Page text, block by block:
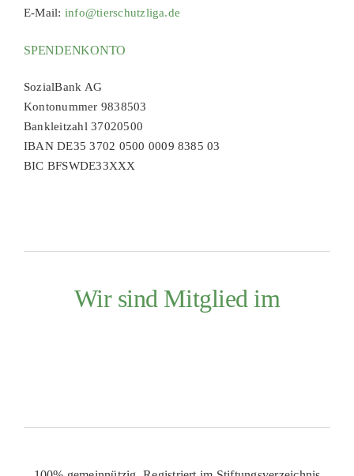
E-Mail: info@tierschutzliga.de
SPENDENKONTO
SozialBank AG
Kontonummer 9838503
Bankleitzahl 37020500
IBAN DE35 3702 0500 0009 8385 03
BIC BFSWDE33XXX
Wir sind Mitglied im